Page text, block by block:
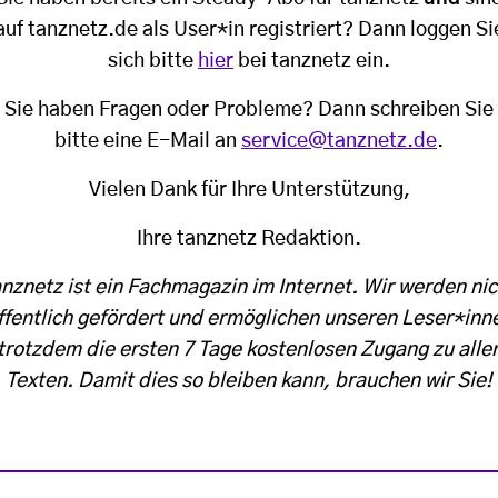
tanznetz.de als User*in registriert? Dann loggen
sich bitte hier bei tanznetz ein.
Sie haben Fragen oder Probleme? Dann schreiben Sie
bitte eine E-Mail an service@tanznetz.de.
Vielen Dank für Ihre Unterstützung,
Ihre tanznetz Redaktion.
ist ein Fachmagazin im Internet. Wir werden
gefördert und ermöglichen unseren
die ersten 7 Tage kostenlosen Zugang zu
Texten. Damit dies so bleiben kann, brauchen wir Sie!